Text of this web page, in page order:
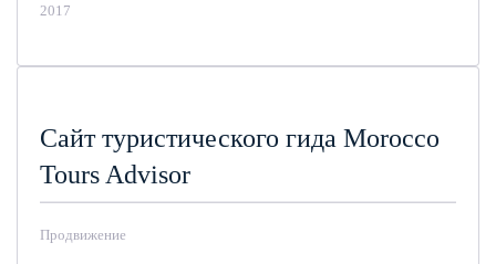
2017
Сайт туристического гида Morocco
Tours Advisor
Продвижение